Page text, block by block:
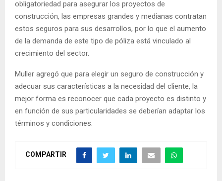
obligatoriedad para asegurar los proyectos de
construcción, las empresas grandes y medianas contratan
estos seguros para sus desarrollos, por lo que el aumento
de la demanda de este tipo de póliza está vinculado al
crecimiento del sector.
Muller agregó que para elegir un seguro de construcción y
adecuar sus características a la necesidad del cliente, la
mejor forma es reconocer que cada proyecto es distinto y
en función de sus particularidades se deberían adaptar los
términos y condiciones.
COMPARTIR